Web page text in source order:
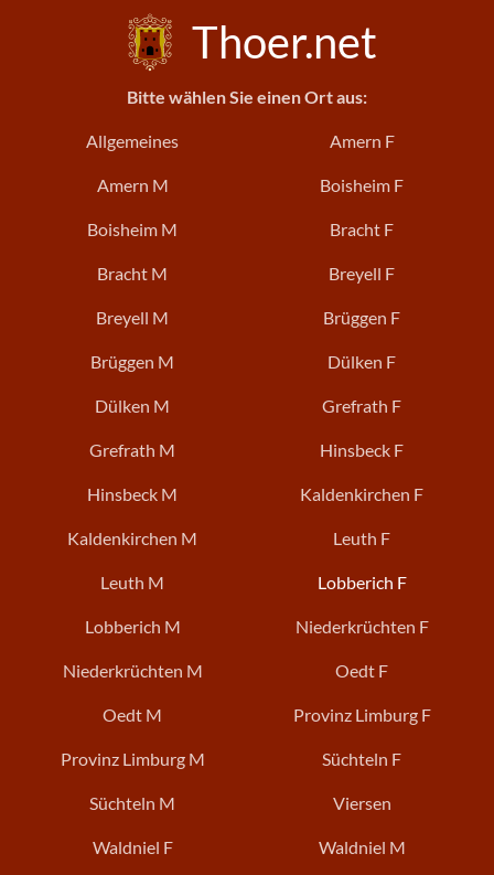
Thoer.net
Bitte wählen Sie einen Ort aus:
Allgemeines Amern F
Amern M Boisheim F
Boisheim M Bracht F
Bracht M Breyell F
Breyell M Brüggen F
Brüggen M Dülken F
Dülken M Grefrath F
Grefrath M Hinsbeck F
Hinsbeck M Kaldenkirchen F
Kaldenkirchen M Leuth F
Leuth M Lobberich F
Lobberich M Niederkrüchten F
Niederkrüchten M Oedt F
Oedt M Provinz Limburg F
Provinz Limburg M Süchteln F
Süchteln M Viersen
Waldniel F Waldniel M